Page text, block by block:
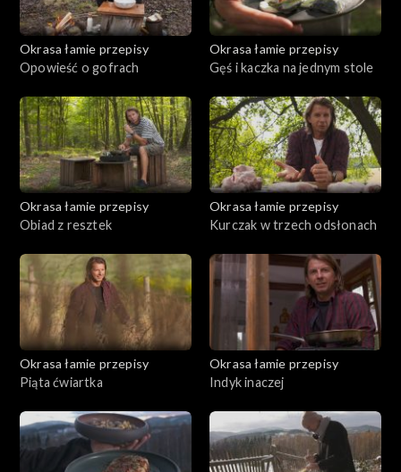
Okrasa łamie przepisy
Opowieść o gofrach
Okrasa łamie przepisy
Gęś i kaczka na jednym stole
Okrasa łamie przepisy
Obiad z resztek
Okrasa łamie przepisy
Kurczak w trzech odsłonach
Okrasa łamie przepisy
Piąta ćwiartka
Okrasa łamie przepisy
Indyk inaczej